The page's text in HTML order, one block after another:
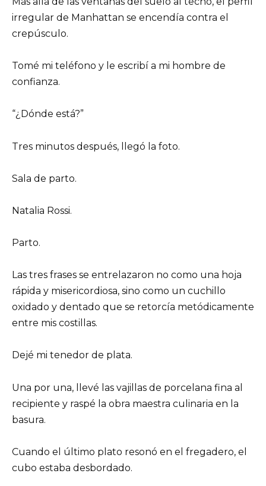
irregular de Manhattan se encendía contra el
crepúsculo.
Tomé mi teléfono y le escribí a mi hombre de
confianza.
“¿Dónde está?”
Tres minutos después, llegó la foto.
Sala de parto.
Natalia Rossi.
Parto.
Las tres frases se entrelazaron no como una hoja
rápida y misericordiosa, sino como un cuchillo
oxidado y dentado que se retorcía metódicamente
entre mis costillas.
Dejé mi tenedor de plata.
Una por una, llevé las vajillas de porcelana fina al
recipiente y raspé la obra maestra culinaria en la
basura.
Cuando el último plato resonó en el fregadero, el
cubo estaba desbordado.